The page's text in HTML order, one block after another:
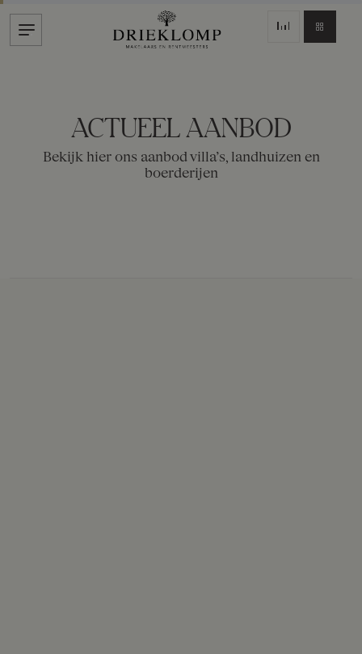
ACTUEEL AANBOD
Bekijk hier ons aanbod villa’s, landhuizen en
boerderijen